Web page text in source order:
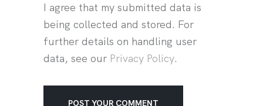
I agree that my submitted data is
being collected and stored. For
further details on handling user
data, see our Privacy Policy.